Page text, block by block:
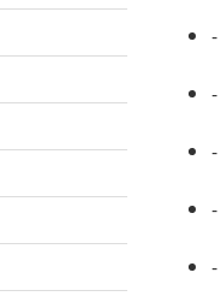
-
-
-
-
-